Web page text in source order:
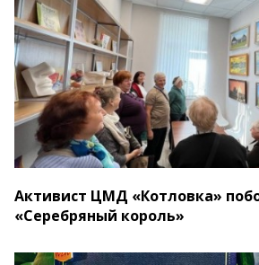
Активист ЦМД «Котловка»
«Серебряный король»